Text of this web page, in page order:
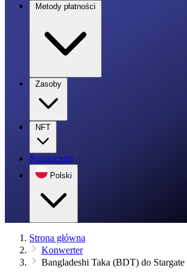
Metody płatności
Zasoby
NFT
Rozpocznij
Polski
Strona główna
Konwerter
Bangladeshi Taka (BDT) do